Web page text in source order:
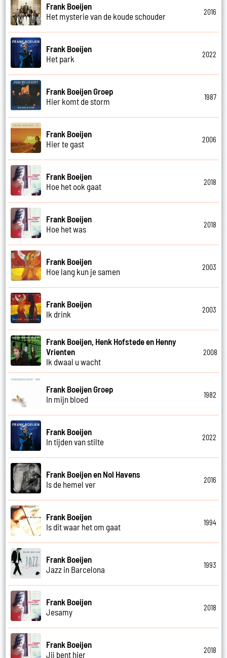
Frank Boeijen
Het mysterie van de koude schouder
2016
Frank Boeijen
Het park
2022
Frank Boeijen Groep
Hier komt de storm
1987
Frank Boeijen
Hier te gast
2006
Frank Boeijen
Hoe het ook gaat
2018
Frank Boeijen
Hoe het was
2018
Frank Boeijen
Hoe lang kun je samen
2003
Frank Boeijen
Ik drink
2003
Frank Boeijen, Henk Hofstede en Henny
Vrienten
Ik dwaal u wacht
2008
Frank Boeijen Groep
In mijn bloed
1982
Frank Boeijen
In tijden van stilte
2022
Frank Boeijen en Nol Havens
Is de hemel ver
2016
Frank Boeijen
Is dit waar het om gaat
1994
Frank Boeijen
Jazz in Barcelona
1993
Frank Boeijen
Jesamy
2018
Frank Boeijen
Jij bent hier
2018